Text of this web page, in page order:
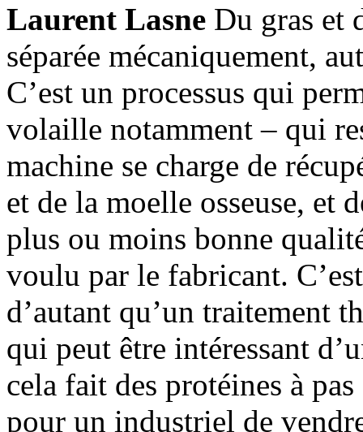
Laurent Lasne Du gras et
séparée mécaniquement,
C’est un processus qui
volaille notamment – qui
machine se charge de
et de la moelle osseuse, et
plus ou moins bonne
voulu par le fabricant.
d’autant qu’un traitement
qui peut être intéressant
cela fait des protéines à
pour un industriel de